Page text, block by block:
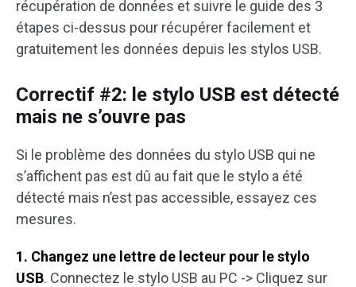
récupération de données et suivre le guide des 3
étapes ci-dessus pour récupérer facilement et
gratuitement les données depuis les stylos USB.
Correctif #2: le stylo USB est détecté
mais ne s’ouvre pas
Si le problème des données du stylo USB qui ne
s’affichent pas est dû au fait que le stylo a été
détecté mais n’est pas accessible, essayez ces
mesures.
1. Changez une lettre de lecteur pour le stylo
USB. Connectez le stylo USB au PC -> Cliquez sur